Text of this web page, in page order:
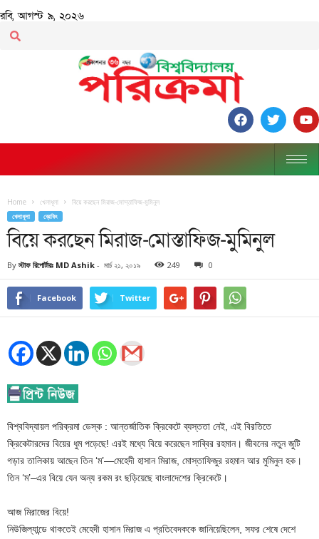
রবি, আগস্ট ৯, ২০২৬
Home খেলাধূলা বিয়ে করছেন মিরাজ-মোস্তাফিজ-মুমিনুল
খেলাধূলা ব্রেকিং
বিয়ে করছেন মিরাজ-মোস্তাফিজ-মুমিনুল
By স্টাফ রিপোর্টারঃ MD Ashik - মার্চ ২১, ২০১৯ 249 0
Facebook Twitter
বিশ্ববিদ্যায়ল পরিক্রমা ডেস্ক : আন্তর্জাতিক ক্রিকেটে ব্যস্ততা নেই, এই বিরতিতে
ক্রিকেটারদের বিয়ের ধুম পড়েছে! এরই মধ্যে বিয়ে করেছেন সাব্বির রহমান। জীবনের নতুন জুটি
গড়ার তালিকায় আছেন তিন ‘ম’—মেহেদী হাসান মিরাজ, মোস্তাফিজুর রহমান আর মুমিনুল হক।
তিন ‘ম’–এর বিয়ে যেন অন্য রকম রং ছড়িয়েছে বাংলাদেশের ক্রিকেটে।
আজ মিরাজের বিয়ে!
নিউজিল্যান্ডে থাকতেই মেহেদী হাসান মিরাজ এ প্রতিবেদককে জানিয়েছিলেন, সফর শেষে দেশে